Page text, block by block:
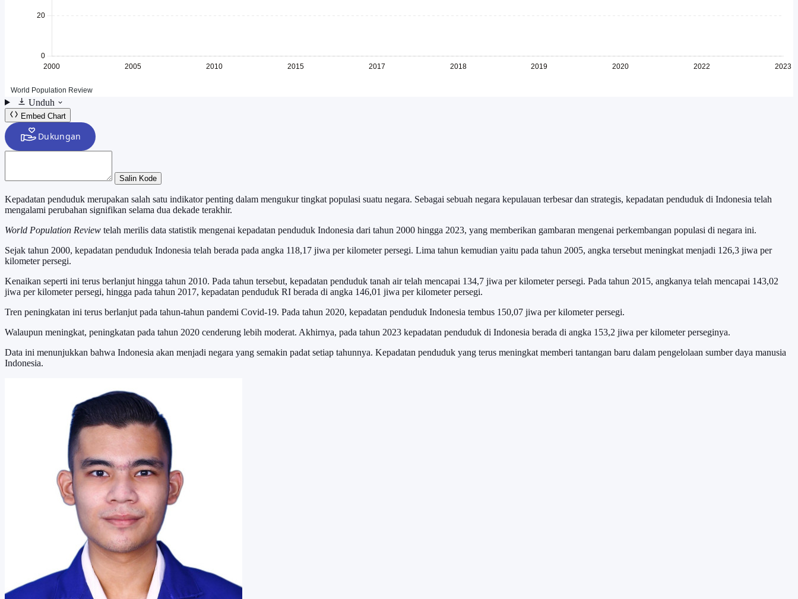
Unduh
Embed Chart
Salin Kode
Kepadatan penduduk merupakan salah satu indikator penting dalam mengukur tingkat populasi suatu negara. Sebagai sebuah negara kepulauan terbesar dan strategis, kepadatan penduduk di Indonesia telah
mengalami perubahan signifikan selama dua dekade terakhir.
World Population Review telah merilis data statistik mengenai kepadatan penduduk Indonesia dari tahun 2000 hingga 2023, yang memberikan gambaran mengenai perkembangan populasi di negara ini.
Sejak tahun 2000, kepadatan penduduk Indonesia telah berada pada angka 118,17 jiwa per kilometer persegi. Lima tahun kemudian yaitu pada tahun 2005, angka tersebut meningkat menjadi 126,3 jiwa per
kilometer persegi.
Kenaikan seperti ini terus berlanjut hingga tahun 2010. Pada tahun tersebut, kepadatan penduduk tanah air telah mencapai 134,7 jiwa per kilometer persegi. Pada tahun 2015, angkanya telah mencapai 143,02
jiwa per kilometer persegi, hingga pada tahun 2017, kepadatan penduduk RI berada di angka 146,01 jiwa per kilometer persegi.
Tren peningkatan ini terus berlanjut pada tahun-tahun pandemi Covid-19. Pada tahun 2020, kepadatan penduduk Indonesia tembus 150,07 jiwa per kilometer persegi.
Walaupun meningkat, peningkatan pada tahun 2020 cenderung lebih moderat. Akhirnya, pada tahun 2023 kepadatan penduduk di Indonesia berada di angka 153,2 jiwa per kilometer perseginya.
Data ini menunjukkan bahwa Indonesia akan menjadi negara yang semakin padat setiap tahunnya. Kepadatan penduduk yang terus meningkat memberi tantangan baru dalam pengelolaan sumber daya manusia
Indonesia.